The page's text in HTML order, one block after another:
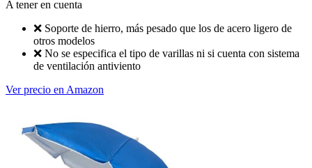
A tener en cuenta
❌ Soporte de hierro, más pesado que los de acero ligero de
otros modelos
❌ No se especifica el tipo de varillas ni si cuenta con sistema
de ventilación antiviento
Ver precio en Amazon